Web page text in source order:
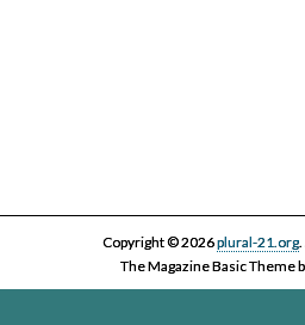
Copyright © 2026plural-21.org
The Magazine Basic Theme